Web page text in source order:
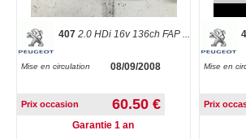
407 2.0 HDi 16v 136ch FAP ...
Mise en circulation 08/09/2008
Prix occasion 60.50 €
Garantie 1 an
Mise en
Prix